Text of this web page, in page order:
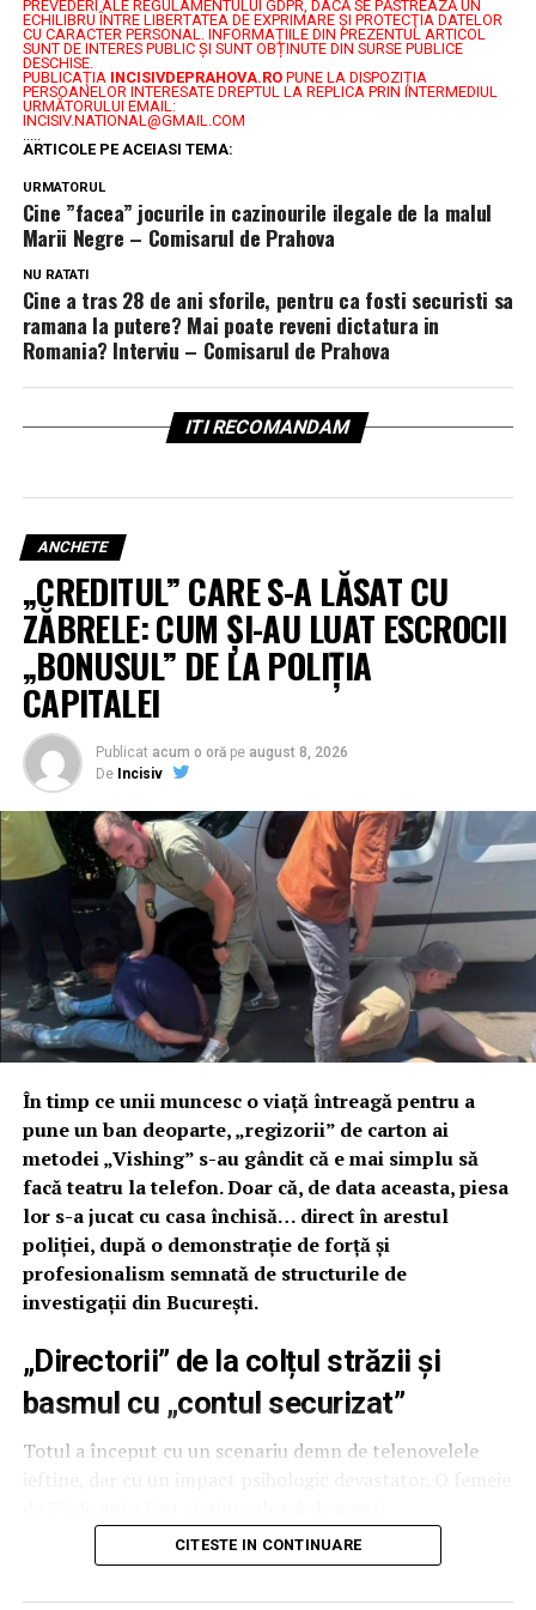
PREVEDERI ALE REGULAMENTULUI GDPR, DACĂ SE PĂSTREAZĂ UN
ECHILIBRU ÎNTRE LIBERTATEA DE EXPRIMARE ŞI PROTECŢIA DATELOR
CU CARACTER PERSONAL. INFORMAȚIILE DIN PREZENTUL ARTICOL
SUNT DE INTERES PUBLIC ȘI SUNT OBȚINUTE DIN SURSE PUBLICE
DESCHISE.
PUBLICAȚIA INCISIVDEPRAHOVA.ROPUNE LA DISPOZIȚIA
PERSOANELOR INTERESATE DREPTUL LA REPLICA PRIN INTERMEDIUL
URMĂTORULUI EMAIL:
INCISIV.NATIONAL@GMAIL.COM
.....
ARTICOLE PE ACEIASI TEMA:
URMATORUL
Cine ”facea” jocurile in cazinourile ilegale de la malul
Marii Negre – Comisarul de Prahova
NU RATATI
Cine a tras 28 de ani sforile, pentru ca fosti securisti sa
ramana la putere? Mai poate reveni dictatura in
Romania? Interviu – Comisarul de Prahova
ITI RECOMANDAM
ANCHETE
„CREDITUL” CARE S-A LĂSAT CU
ZĂBRELE: CUM ȘI-AU LUAT ESCROCII
„BONUSUL” DE LA POLIȚIA
CAPITALEI
Publicat acum o oră pe august 8, 2026
De Incisiv
În timp ce unii muncesc o viață întreagă pentru a
pune un ban deoparte, „regizorii” de carton ai
metodei „Vishing” s-au gândit că e mai simplu să
facă teatru la telefon. Doar că, de data aceasta, piesa
lor s-a jucat cu casa închisă… direct în arestul
poliției, după o demonstrație de forță și
profesionalism semnată de structurile de
investigații din București.
„Directorii” de la colțul străzii și
basmul cu „contul securizat”
Totul a început cu un scenariu demn de telenovelele
„profesioniști” ai manipulării care, după cum dezvăluie
Sindicatul Europol, au pus în scenă o suită de apeluri
CITESTE IN CONTINUARE